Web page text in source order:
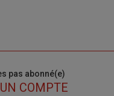
pas abonné(e)
COMPTE